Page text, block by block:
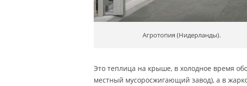
Агротопия (Нидерланды).
Это теплица на крыше, в холодное время
местный мусоросжигающий завод), а в